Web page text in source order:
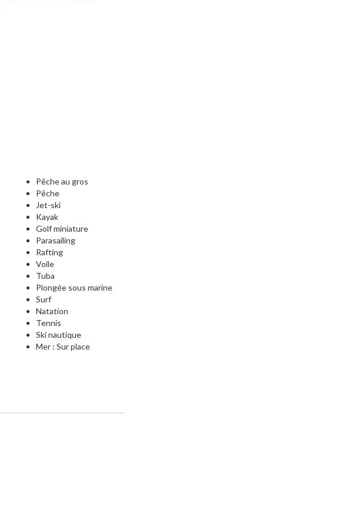
Pêche au gros
Pêche
Jet-ski
Kayak
Golf miniature
Parasailing
Rafting
Voile
Tuba
Plongée sous marine
Surf
Natation
Tennis
Ski nautique
Mer : Sur place